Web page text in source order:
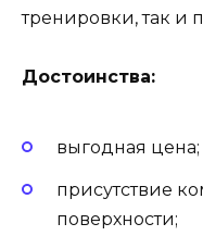
тренировки, так и
Достоинства:
выгодная цена;
присутствие
поверхности;